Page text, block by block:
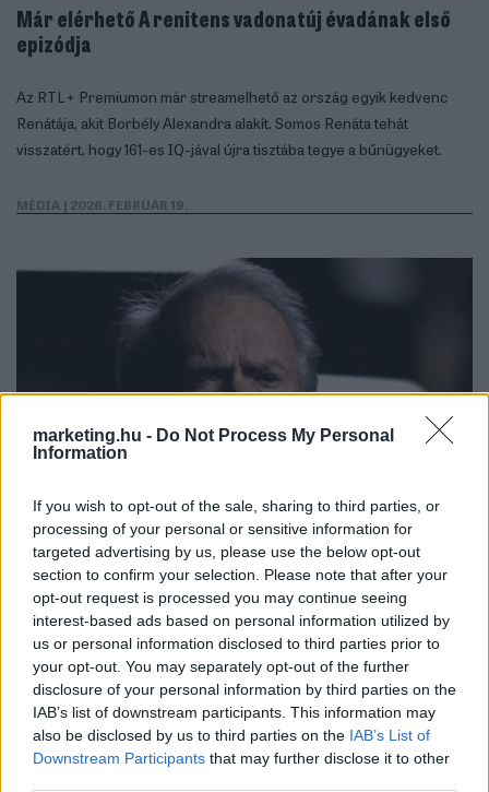
marketing.hu - Do Not Process My Personal
Information
If you wish to opt-out of the sale, sharing to third parties, or
processing of your personal or sensitive information for
targeted advertising by us, please use the below opt-out
section to confirm your selection. Please note that after your
opt-out request is processed you may continue seeing
interest-based ads based on personal information utilized by
us or personal information disclosed to third parties prior to
your opt-out. You may separately opt-out of the further
disclosure of your personal information by third parties on the
IAB’s list of downstream participants. This information may
also be disclosed by us to third parties on the IAB’s List of
Downstream Participants that may further disclose it to other
Már elérhető A renitens vadonatúj évadának első
epizódja
Az RTL+ Premiumon már streamelhető az ország egyik kedvenc
Renátája, akit Borbély Alexandra alakít. Somos Renáta tehát
visszatért, hogy 161-es IQ-jával újra tisztába tegye a bűnügyeket.
MÉDIA | 2026. FEBRUÁR 19.
Visszavonul Clint Eastwood – ezekben a
reklámokban szerepelt karrierje során
Hét évtizedes karriert zár le a 96 éves Clint Eastwood, aki habár
alapvetően filmjeiről ismert, a reklámszakmától sem ijedt meg:
mutatunk párat!
MÉDIA | 2026. JÚNIUS 03.